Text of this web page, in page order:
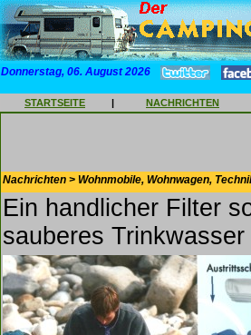
Donnerstag, 06. August 2026
STARTSEITE | NACHRICHTEN
Nachrichten > Wohnmobile, Wohnwagen,
Ein handlicher Filter
sauberes Trinkwasser